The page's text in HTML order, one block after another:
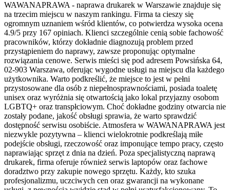
WAWANAPRAWA - naprawa drukarek w Warszawie znajduje się
na trzecim miejscu w naszym rankingu. Firma ta cieszy się
ogromnym uznaniem wśród klientów, co potwierdza wysoka ocena
4.9/5 przy 167 opiniach. Klienci szczególnie cenią sobie fachowość
pracowników, którzy dokładnie diagnozują problem przed
przystąpieniem do naprawy, zawsze proponując optymalne
rozwiązania cenowe. Serwis mieści się pod adresem Powsińska 64,
02-903 Warszawa, oferując wygodne usługi na miejscu dla każdego
użytkownika. Warto podkreślić, że miejsce to jest w pełni
przystosowane dla osób z niepełnosprawnościami, posiada toaletę
unisex oraz wyróżnia się otwartością jako lokal przyjazny osobom
LGBTQ+ oraz transpłciowym. Choć dokładne godziny otwarcia nie
zostały podane, jakość obsługi sprawia, że warto sprawdzić
dostępność serwisu osobiście. Atmosfera w WAWANAPRAWA jest
niezwykle pozytywna – klienci wielokrotnie podkreślają miłe
podejście obsługi, rzeczowość oraz imponujące tempo pracy, często
naprawiając sprzęt z dnia na dzień. Poza specjalistyczną naprawą
drukarek, firma oferuje również serwis laptopów oraz fachowe
doradztwo przy zakupie nowego sprzętu. Każdy, kto szuka
profesjonalizmu, uczciwych cen oraz gwarancji na wykonane